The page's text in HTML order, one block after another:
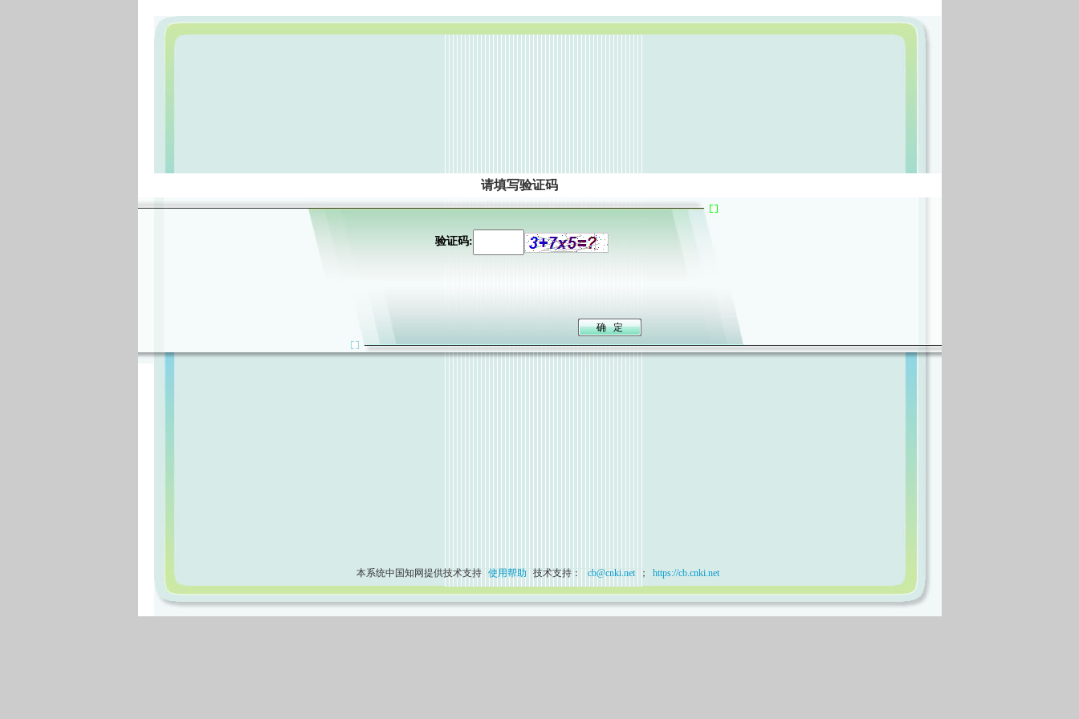
请填写验证码
验证码:
本系统中国知网提供技术支持 使用帮助 技术支持： cb@cnki.net ； https://cb.cnki.net